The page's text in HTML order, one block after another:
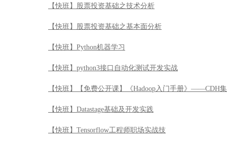
【快班】股票投资基础之技术分析
【快班】股票投资基础之基本面分析
【快班】Python机器学习
【快班】python3接口自动化测试开发实战
【快班】【免费公开课】《Hadoop入门手册》——CDH
【快班】Datastage基础及开发实践
【快班】Tensorflow工程师职场实战技